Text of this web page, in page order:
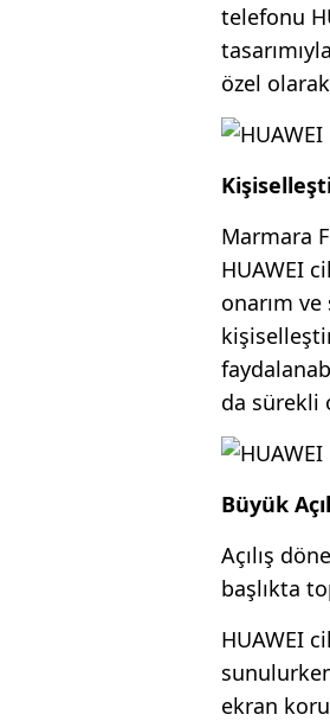
telefonu
özel
Marmara
HUAWEI
onarım ve
da sürekli
Büyük
Açılış
başlıkta
HUAWEI
ekran